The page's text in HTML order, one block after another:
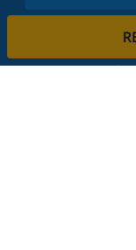
Inscrivez-vous
votre vie privée.